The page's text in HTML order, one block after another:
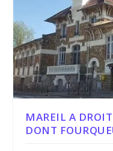
MAREIL A
DONT